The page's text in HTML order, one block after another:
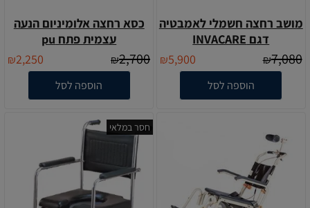
מושב רחצה חשמלי לאמבטיה
דגם INVACARE
₪7,080
₪5,900
הוספה לסל
כסא רחצה אלומיניום הנעה
עצמית פתח pu
₪2,700
₪2,250
הוספה לסל
חסר במלאי